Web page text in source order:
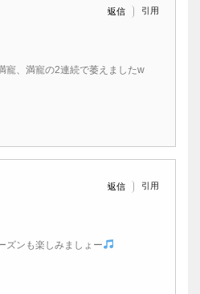
返信 引用
寵、満寵の2連続で萎えましたw
返信 引用
ズンも楽しみましょー